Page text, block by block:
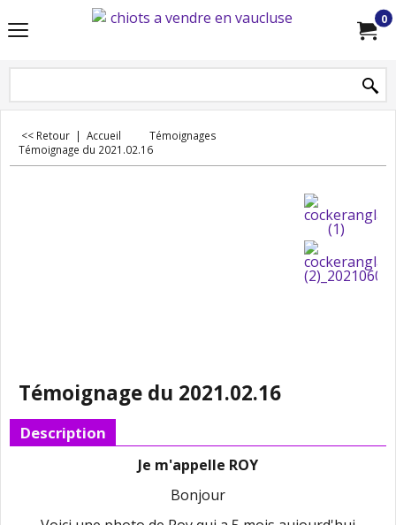
0
<< Retour | Accueil
Témoignages
Témoignage du 2021.02.16
Témoignage du 2021.02.16
Description
Je m'appelle ROY
Bonjour